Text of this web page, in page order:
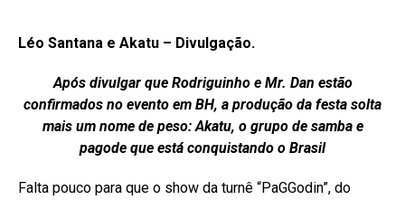
Léo Santana e Akatu – Divulgação.
Após divulgar que Rodriguinho e Mr. Dan estão
confirmados no evento em BH, a produção da festa solta
mais um nome de peso: Akatu, o grupo de samba e
pagode que está conquistando o Brasil
Falta pouco para que o show da turnê “PaGGodin”, do